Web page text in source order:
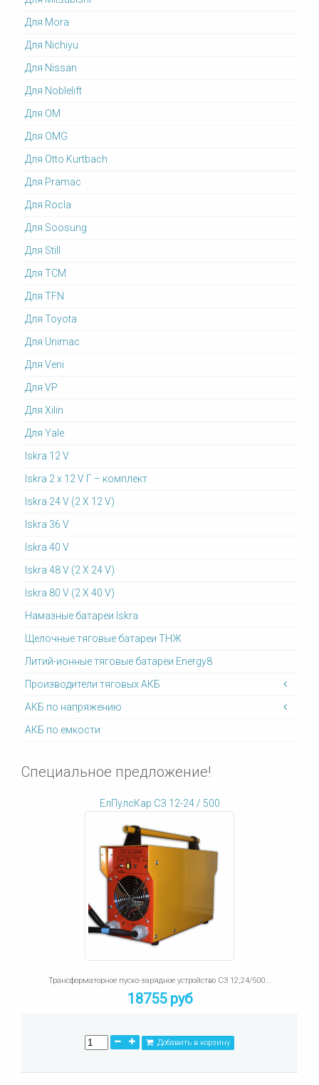
Для Mora
Для Nichiyu
Для Nissan
Для Noblelift
Для OM
Для OMG
Для Otto Kurtbach
Для Pramac
Для Rocla
Для Soosung
Для Still
Для TCM
Для TFN
Для Toyota
Для Unimac
Для Veni
Для VP
Для Xilin
Для Yale
Iskra 12 V
Iskra 2 x 12 V Г – комплект
Iskra 24 V (2 X 12 V)
Iskra 36 V
Iskra 40 V
Iskra 48 V (2 X 24 V)
Iskra 80 V (2 X 40 V)
Намазные батареи Iskra
Щелочные тяговые батареи ТНЖ
Литий-ионные тяговые батареи Energy8
Производители тяговых АКБ
АКБ по напряжению
АКБ по емкости
Специальное предложение!
ЕлПулсКар СЗ 12-24 / 500
Трансформаторное пуско-зарядное устройство СЗ 12;24/500...
18755 руб
Добавить в корзину